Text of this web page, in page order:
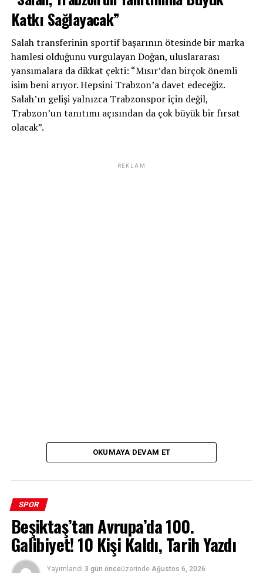
Katkı Sağlayacak”
Salah transferinin sportif başarının ötesinde bir marka
hamlesi olduğunu vurgulayan Doğan, uluslararası
yansımalara da dikkat çekti: “Mısır’dan birçok önemli
isim beni arıyor. Hepsini Trabzon’a davet edeceğiz.
Salah’ın gelişi yalnızca Trabzonspor için değil,
Trabzon’un tanıtımı açısından da çok büyük bir fırsat
olacak”.
REKLAM
OKUMAYA DEVAM ET
SPOR
Beşiktaş’tan Avrupa’da 100.
Galibiyet! 10 Kişi Kaldı, Tarih Yazdı
Yayımlandı 3 gün önceüzerinde Ağustos 6, 2026